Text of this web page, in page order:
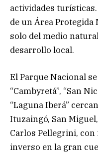
actividades
de un Área
solo del medio
desarrollo local.
El Parque Nacional
“Cambyretá”, “San
“Laguna Iberá”
Ituzaingó, San
Carlos Pellegrini,
inverso en la gran